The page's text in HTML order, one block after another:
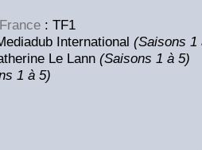
: TF1
International (Saisons 1
Le Lann (Saisons 1 à 5)
1 à 5)